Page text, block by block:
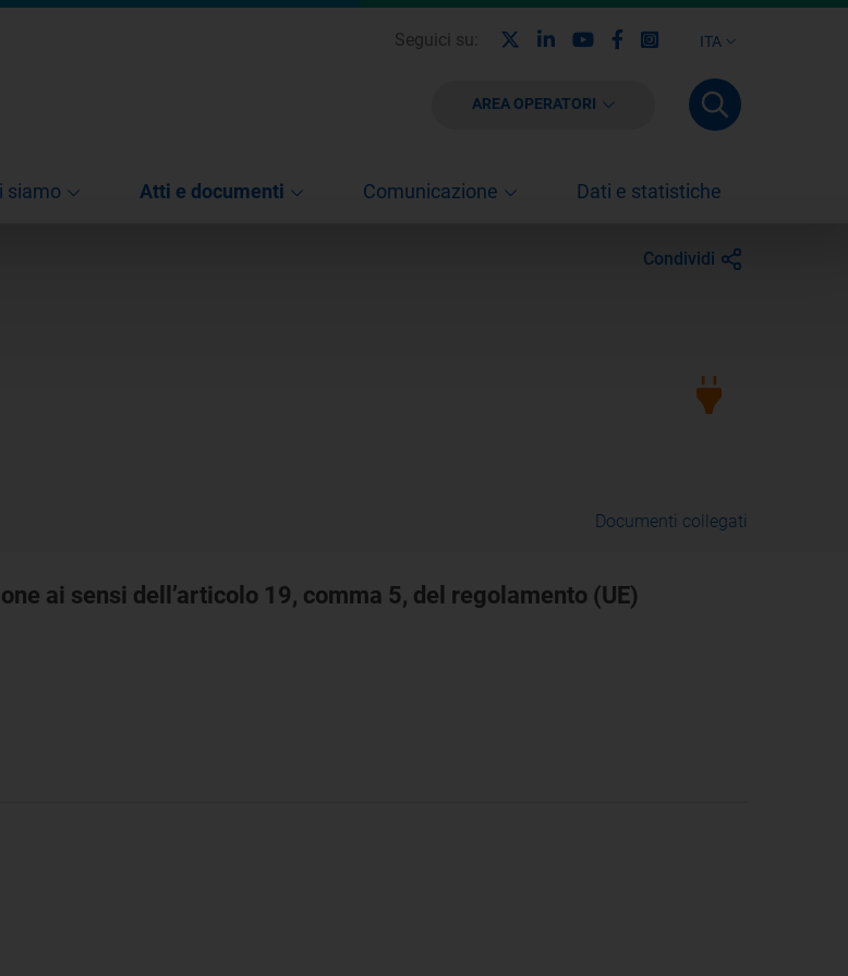
ITA
Seguici su: LinkedinYoutubeFacebook
Instagram
AREA OPERATORI
siamo Atti e documenti Comunicazione Dati e statistiche
Condividi
Documenti collegati
ai sensi dell’articolo 19, comma 5, del regolamento (UE)